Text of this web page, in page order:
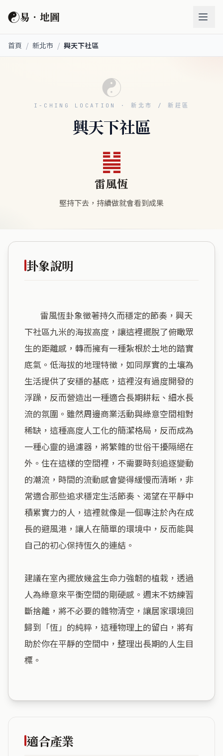
☯易．地圖
首頁 / 新北市 / 興天下社區
☯
I-CHING LOCATION · 新北市 / 新莊區
興天下社區
䷟
雷風恆
堅持下去，持續做就會看到成果
卦象說明
下社區九米的海拔高度，讓這裡擺脫了俯瞰眾
生的距離感，轉而擁有一種紮根於土地的踏實
底氣。低海拔的地理特徵，如同厚實的土壤為
生活提供了安穩的基底，這裡沒有過度開發的
浮躁，反而營造出一種適合長期耕耘、細水長
流的氛圍。雖然周邊商業活動與綠意空間相對
稀缺，這種高度人工化的簡潔格局，反而成為
一種心靈的過濾器，將繁雜的世俗干擾隔絕在
外。住在這樣的空間裡，不需要時刻追逐變動
的潮流，時間的流動感會變得緩慢而清晰，非
常適合那些追求穩定生活節奏、渴望在平靜中
積累實力的人，這裡就像是一個專注於內在成
長的避風港，讓人在簡單的環境中，反而能與
自己的初心保持恆久的連結。
建議在室內擺放幾盆生命力強韌的植栽，透過
人為綠意來平衡空間的剛硬感。週末不妨練習
斷捨離，將不必要的雜物清空，讓居家環境回
歸到「恆」的純粹，這種物理上的留白，將有
助於你在平靜的空間中，整理出長期的人生目
標。
適合產業